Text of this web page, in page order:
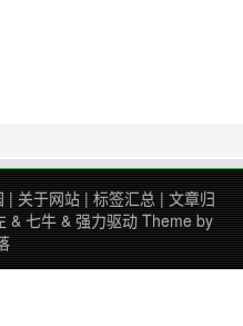
| 关于网站 | 标签汇总 | 文章归
& 七牛 & 强力驱动 Theme by